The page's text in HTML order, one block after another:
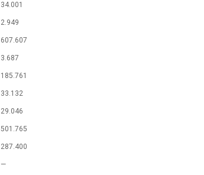
34.001
2.949
607.607
3.687
185.761
33.132
29.046
501.765
287.400
—